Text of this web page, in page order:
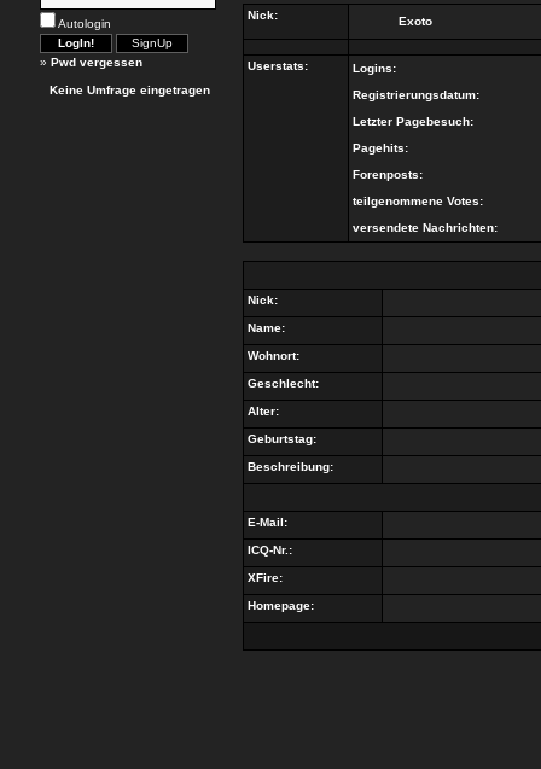
Autologin
» Pwd vergessen
Keine Umfrage eingetragen
Nick: Exoto
Userstats:
Logins:
Registrierungsdatum:
Letzter Pagebesuch:
Pagehits:
Forenposts:
teilgenommene Votes:
versendete Nachrichten:
Nick:
Name:
Wohnort:
Geschlecht:
Alter:
Geburtstag:
Beschreibung:
E-Mail:
ICQ-Nr.:
XFire:
Homepage: